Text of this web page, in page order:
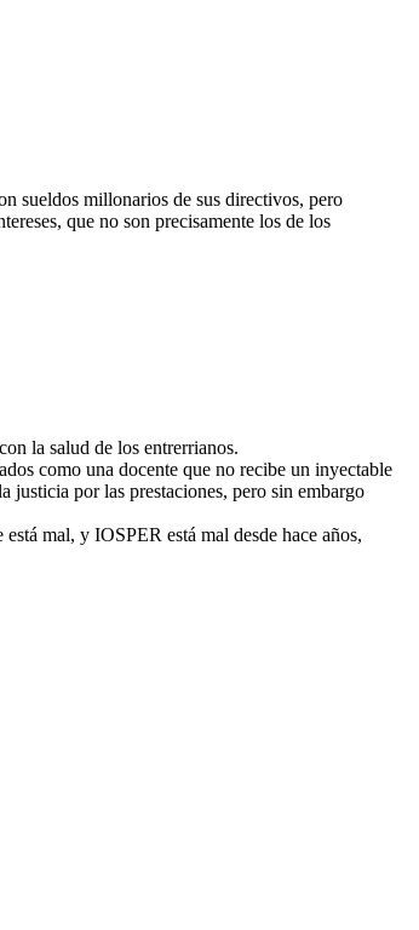
sueldos millonarios de sus directivos, pero
que no son precisamente los de los
la salud de los entrerrianos.
como una docente que no recibe un inyectable
justicia por las prestaciones, pero sin embargo
mal, y IOSPER está mal desde hace años,